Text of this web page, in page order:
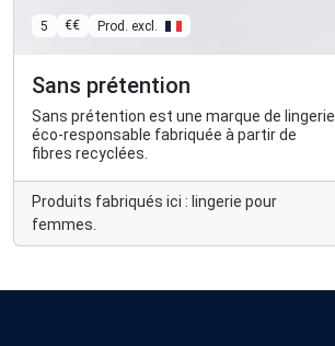
5 €€ Prod. excl.
Sans prétention
Sans prétention est une marque de lingerie
éco-responsable fabriquée à partir de
fibres recyclées.
Produits fabriqués ici : lingerie pour
femmes.